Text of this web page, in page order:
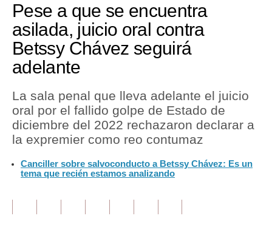
Economía
Mercados
Perú
Política
Tu Dinero
Finanzas Personales
Inmobiliarias
Opinión
Pese a que se encuentra
asilada, juicio oral contra
Betssy Chávez seguirá
adelante
La sala penal que lleva adelante el juicio
oral por el fallido golpe de Estado de
diciembre del 2022 rechazaron declarar a
la expremier como reo contumaz
Canciller sobre salvoconducto a Betssy Chávez: Es un
tema que recién estamos analizando